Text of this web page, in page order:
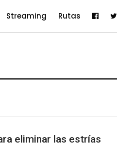
Streaming Rutas
eliminar las estrías